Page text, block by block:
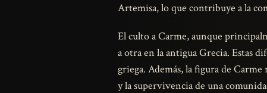
Artemisa, lo que contribuye a la
El culto a Carme, aunque
a otra en la antigua Grecia. Estas
griega. Además, la figura de
y la supervivencia de una